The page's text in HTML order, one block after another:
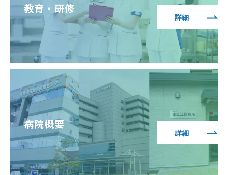
教育・研修
詳細
病院概要
詳細